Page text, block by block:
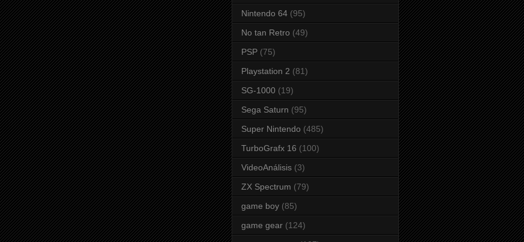
Nintendo 64 (95)
No tan Retro (49)
PSP (75)
Playstation 2 (81)
SG-1000 (19)
Sega Saturn (95)
Super Nintendo (485)
TurboGrafx 16 (100)
VideoAnálisis (3)
ZX Spectrum (79)
game boy (85)
game gear (124)